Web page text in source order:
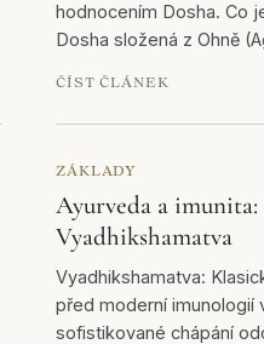
hodnocením Dosha. Co
Dosha složená z Ohně
ČÍST ČLÁNEK
ZÁKLADY
Ayurveda a
Vyadhikshamatva
Vyadhikshamatva:
před moderní imunologií
sofistikované chápání